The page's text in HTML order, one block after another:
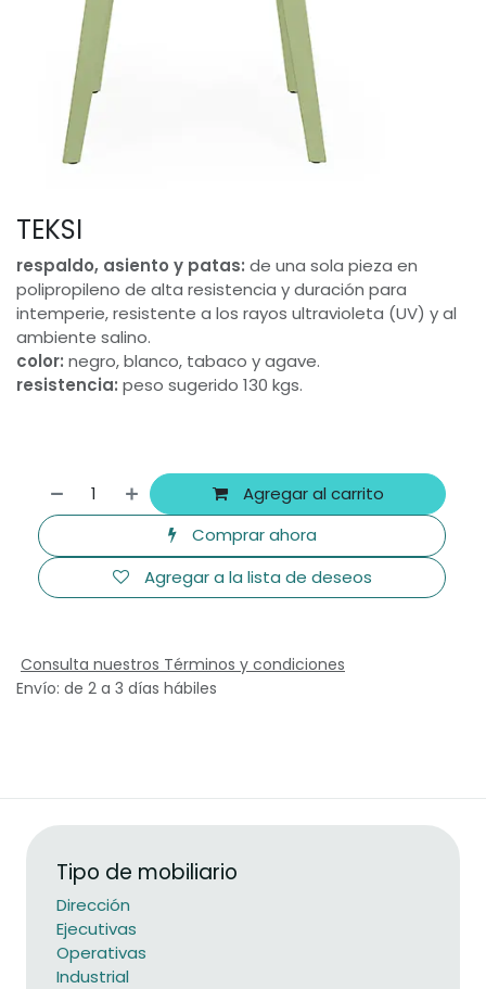
TEKSI
respaldo, asiento y patas: de una sola pieza en
polipropileno de alta resistencia y duración para
intemperie, resistente a los rayos ultravioleta (UV) y al
ambiente salino.
color: negro, blanco, tabaco y agave.
resistencia: peso sugerido 130 kgs.
Agregar al carrito
Comprar ahora
Agregar a la lista de deseos
Consulta nuestros Términos y condiciones
Envío: de 2 a 3 días hábiles
Tipo de mobiliario
Dirección
Ejecutivas
Operativas
Industrial